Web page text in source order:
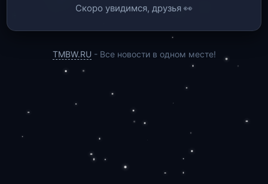
Скоро увидимся, друзья 👀
TMBW.RU - Все новости в одном месте!